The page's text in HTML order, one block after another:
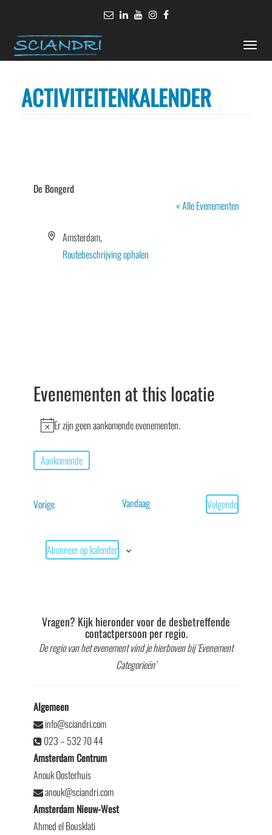
Toggle
ACTIVITEITENKALENDER
De Bongerd
« Alle Evenementen
AdresAmsterdam,
Routebeschrijving ophalen
Evenementen at this locatie
Bericht
Er zijn geen aankomende evenementen.
Aankomende
datum.
VorigeEvenementen Vandaag
Volgende
Abonneer op kalender
Vragen? Kijk hieronder voor de desbetreffende
contactpersoon per regio.
De regio van het evenement vind je hierboven bij ‘Evenement
Categorieën’
Algemeen
info@sciandri.com
023 – 532 70 44
Amsterdam Centrum
Anouk Oosterhuis
anouk@sciandri.com
Amsterdam Nieuw-West
Ahmed el Bousklati